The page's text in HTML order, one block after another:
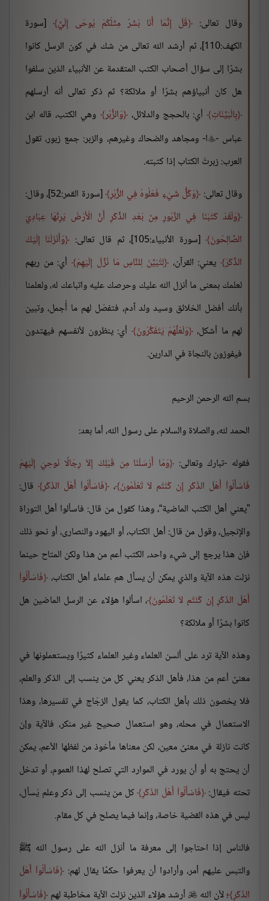
وقال تعالى:
قُلْ إِنَّمَا أَنَا بَشَرٌ مِثْلُكُمْ يُوحَى إِلَيَّ
[سورة
الكهف:110]، ثم أرشد الله تعالى من شك في كون الرسل كانوا
بشرًا إلى سؤال أصحاب الكتب المتقدمة عن الأنبياء الذين سلفوا
هل كان أنبياؤهم بشرًا أو ملائكة؟ ثم ذكر تعالى أنه أرسلهم
بِالْبَيِّنَاتِ أي: بالحجج والدلائل، وَالزُّبُر وهي الكتب، قاله ابن
عباس -ا- ومجاهد والضحاك وغيرهم، والزبر: جمع زبور، تقول
العرب: زبرتُ الكتاب إذا كتبته.
وقال تعالى: وَكُلُّ شَيْءٍ فَعَلُوهُ فِي الزُّبُرِ [سورة القمر:52]، وقال:
وَلَقَدْ كَتَبْنَا فِي الزَّبُورِ مِنْ بَعْدِ الذِّكْرِ أَنَّ الْأَرْضَ يَرِثُهَا عِبَادِيَ
الصَّالِحُونَ [سورة الأنبياء:105]، ثم قال تعالى:
وَأَنْزَلْنَا إِلَيْكَ
الذِّكْرَ يعني: القرآن، لِتُبَيِّنَ لِلنَّاسِ مَا نُزِّلَ إِلَيْهِمْ أي: من ربهم
لعلمك بمعنى ما أنزل الله عليك وحرصك عليه واتباعك له، ولعلمنا
بأنك أفضل الخلائق وسيد ولد آدم، فتفصّل لهم ما أُجمل، وتبين
لهم ما أشكل، وَلَعَلَّهُمْ يَتَفَكَّرُونَ
أي: ينظرون لأنفسهم فيهتدون
فيفوزون بالنجاة في الدارين.
بسم الله الرحمن الرحيم
الحمد لله، والصلاة والسلام على رسول الله، أما بعد:
فقوله -تبارك وتعالى:
وَمَا أَرْسَلْنَا مِن قَبْلِكَ إِلاّ رِجَالًا نّوحِيَ إِلَيْهِمْ
فَاسْأَلُواْ أَهْلَ الذّكْرِ إِن كُنْتُم لاَ تَعْلَمُونَ ، فَاسْأَلُواْ أَهْلَ الذّكْرِ قال:
”يعني أهل الكتب الماضية“، وهذا كقول من قال: فاسألوا أهل التوراة
والإنجيل، وقول من قال: أهل الكتاب، أو اليهود والنصارى، أو نحو ذلك
فإن هذا يرجع إلى شيء واحد، الكتب أعم من هذا ولكن المتاح حينما
نزلت هذه الآية والذي يمكن أن يسأل هم علماء أهل الكتاب، فَاسْأَلُواْ
أَهْلَ الذّكْرِ إِن كُنْتُم لاَ تَعْلَمُونَ ، اسألوا هؤلاء عن الرسل الماضين هل
كانوا بشرًا أو ملائكة؟
وهذه الآية ترد على ألسن العلماء وغير العلماء كثيرًا ويستعملونها في
معنىً أعم من هذا، فأهل الذكر يعني كل من ينسب إلى الذكر والعلم،
فلا يخصون ذلك بأهل الكتاب، كما يقول الزجّاج في تفسيرها، وهذا
الاستعمال في محله، وهو استعمال صحيح غير منكر، فالآية وإن
كانت نازلة في معنىً معين، لكن معناها مأخوذ من لفظها الأعم، يمكن
أن يحتج به أو أن يورد في الموارد التي تصلح لهذا العموم، أو تدخل
تحته فيقال: فَاسْأَلُواْ أَهْلَ الذّكْرِ كل من ينسب إلى ذكر وعلم يُسأل،
ليس في هذه القضية خاصة، وإنما فيما يصلح في كل مقام.
فالناس إذا احتاجوا إلى معرفة ما أنزل الله على رسول الله ﷺ
والتبس عليهم أمر، وأرادوا أن يعرفوا حكمًا يقال لهم: فَاسْأَلُواْ أَهْلَ
الذّكْرِ ؛ لأن الله أرشد هؤلاء الذين نزلت الآية مخاطبة لهم فَاسْأَلُواْ